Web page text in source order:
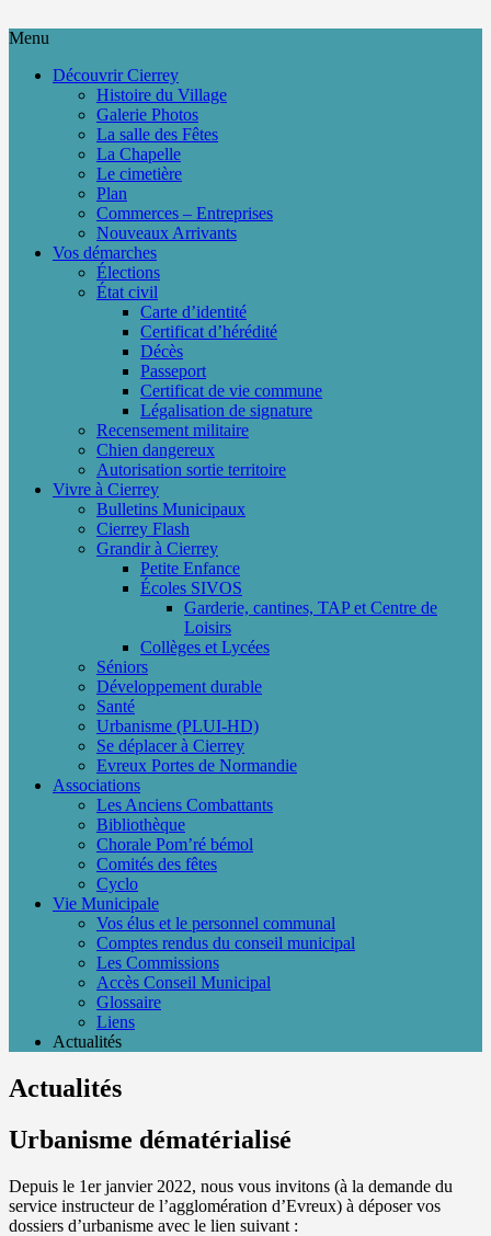
Menu
Découvrir Cierrey
Histoire du Village
Galerie Photos
La salle des Fêtes
La Chapelle
Le cimetière
Plan
Commerces – Entreprises
Nouveaux Arrivants
Vos démarches
Élections
État civil
Carte d’identité
Certificat d’hérédité
Décès
Passeport
Certificat de vie commune
Légalisation de signature
Recensement militaire
Chien dangereux
Autorisation sortie territoire
Vivre à Cierrey
Bulletins Municipaux
Cierrey Flash
Grandir à Cierrey
Petite Enfance
Écoles SIVOS
Garderie, cantines, TAP et Centre de
Loisirs
Collèges et Lycées
Séniors
Développement durable
Santé
Urbanisme (PLUI-HD)
Se déplacer à Cierrey
Evreux Portes de Normandie
Associations
Les Anciens Combattants
Bibliothèque
Chorale Pom’ré bémol
Comités des fêtes
Cyclo
Vie Municipale
Vos élus et le personnel communal
Comptes rendus du conseil municipal
Les Commissions
Accès Conseil Municipal
Glossaire
Liens
Actualités
Actualités
Urbanisme dématérialisé
Depuis le 1er janvier 2022, nous vous invitons (à la demande du
service instructeur de l’agglomération d’Evreux) à déposer vos
dossiers d’urbanisme avec le lien suivant :